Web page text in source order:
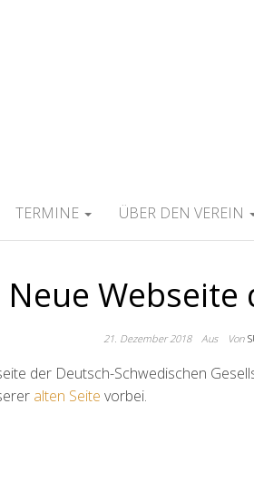
TERMINE ÜBER DEN VEREIN
Neue Webseite
21. Dezember 2018 Aus Von
der Deutsch-Schwedischen
alten Seite vorbei.